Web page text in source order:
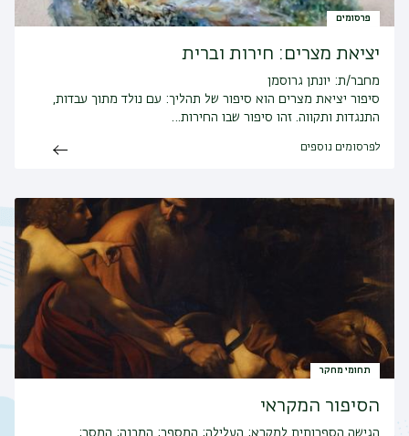
פרסומים
יציאת מצרים: חירות וברית
מחבר/ת: יונתן גרוסמן
סיפור יציאת מצרים הוא סיפור של תהליך: עם נולד מתוך עבדות,
התנגדות ותקווה. זהו סיפור שבו החירות…
לפרסומים נוספים
תחומי מחקר
הסיפור המקראי
הגישה הספרותית למקרא; העלילה; המספר; המבנה; המסר;